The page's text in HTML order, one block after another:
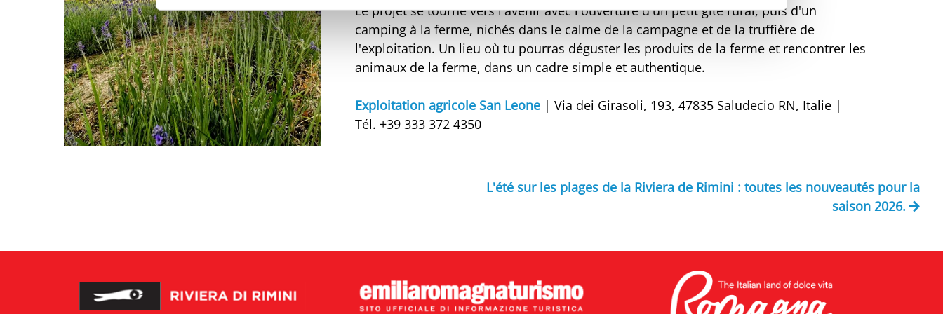
Le projet se tourne vers l'avenir avec l'ouverture d'un petit gîte rural, puis d'un
camping à la ferme, nichés dans le calme de la campagne et de la truffière de
l'exploitation. Un lieu où tu pourras déguster les produits de la ferme et rencontrer les
animaux de la ferme, dans un cadre simple et authentique.
Exploitation agricole San Leone | Via dei Girasoli, 193, 47835 Saludecio RN, Italie |
Tél. +39 333 372 4350
L'été sur les plages de la Riviera de Rimini : toutes les nouveautés pour la
saison 2026.